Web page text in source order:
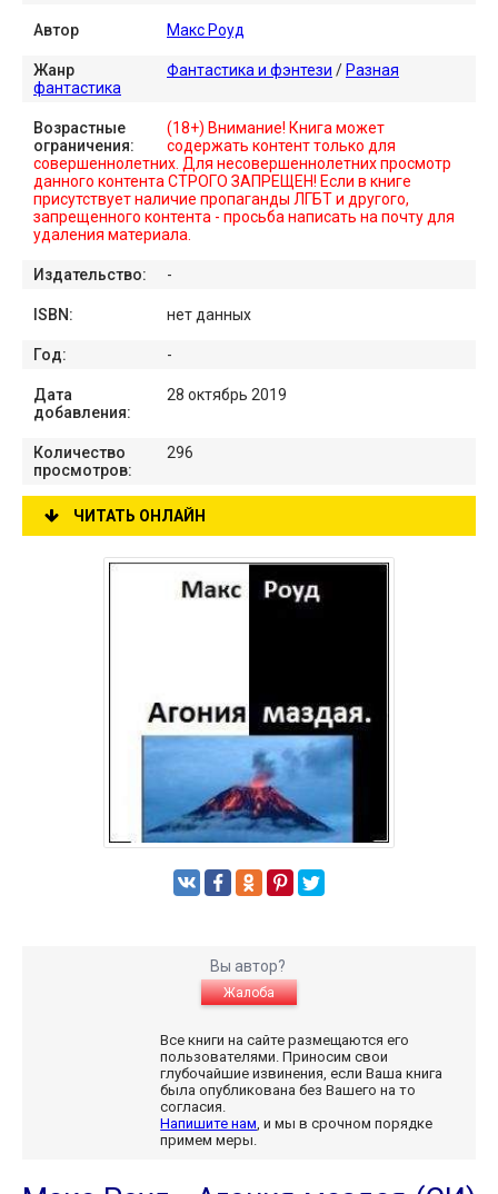
Автор Макс Роуд
Жанр Фантастика и фэнтези / Разная
фантастика
Возрастные
ограничения:
(18+) Внимание! Книга может
содержать контент только для
совершеннолетних. Для несовершеннолетних просмотр
данного контента СТРОГО ЗАПРЕЩЕН! Если в книге
присутствует наличие пропаганды ЛГБТ и другого,
запрещенного контента - просьба написать на почту для
удаления материала.
Издательство: -
ISBN: нет данных
Год: -
Дата
добавления:
28 октябрь 2019
Количество
просмотров:
296
ЧИТАТЬ ОНЛАЙН
Вы автор?
Жалоба
Все книги на сайте размещаются его
пользователями. Приносим свои
глубочайшие извинения, если Ваша книга
была опубликована без Вашего на то
согласия.
Напишите нам, и мы в срочном порядке
примем меры.